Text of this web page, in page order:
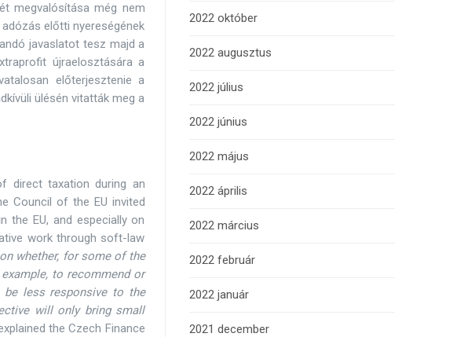
megvalósítása még nem
előtti nyereségének
javaslatot tesz majd a
újraelosztására a
előterjesztenie a
ülésén vitatták meg a
direct taxation during an
Council of the EU invited
the EU, and especially on
work through soft-law
whether, for some of the
to recommend or
be less responsive to the
will only bring small
the Czech Finance
2022 október
2022 augusztus
2022 július
2022 június
2022 május
2022 április
2022 március
2022 február
2022 január
2021 december